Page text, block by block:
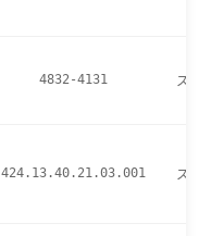
4832-4131 ス
424.13.40.21.03.001 ス